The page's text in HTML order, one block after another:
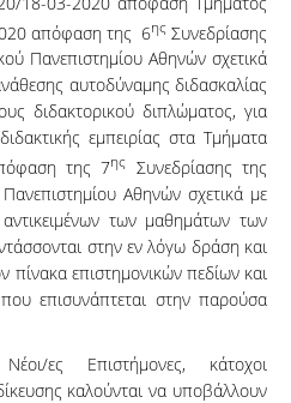
απόφαση της 6ης Συνεδρίασης
Πανεπιστημίου Αθηνών σχετικά
αυτοδύναμης διδασκαλίας
διδακτορικού διπλώματος, για
εμπειρίας στα Τμήματα
της 7ης Συνεδρίασης της
Αθηνών σχετικά με
των μαθημάτων των
στην εν λόγω δράση και
πίνακα επιστημονικών πεδίων και
επισυνάπτεται στην παρούσα
ες Επιστήμονες, κάτοχοι
καλούνται να υποβάλλουν